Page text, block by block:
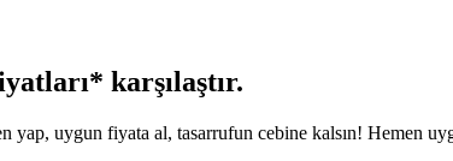
karşılaştır.
yap, uygun fiyata al, tasarrufun cebine kalsın! Hemen